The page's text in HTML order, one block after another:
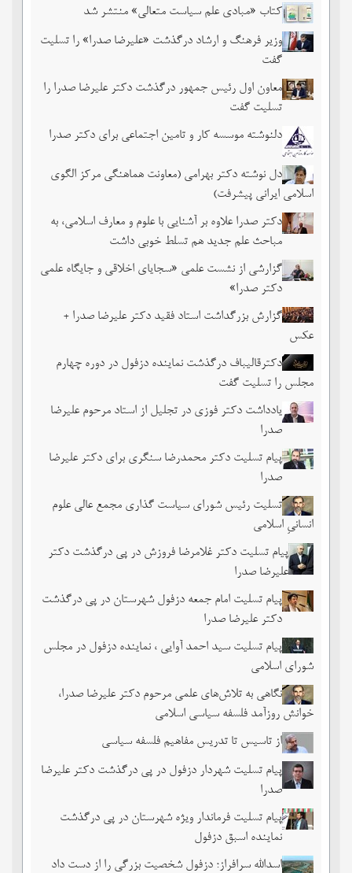
کتاب «مبادی علم سیاست متعالی» منتشر شد
وزیر فرهنگ و ارشاد درگذشت «علیرضا صدرا» را تسلیت
گفت
معاون اول رئیس جمهور درگذشت دکتر علیرضا صدرا را
تسلیت گفت
دلنوشته موسسه کار و تامین اجتماعی برای دکتر صدرا
دل نوشته دکتر بهرامی (معاونت هماهنگی مرکز الگوی
اسلامی ایرانی پیشرفت)
دکتر صدرا علاوه بر آشنایی با علوم و معارف اسلامی، به
مباحث علم جدید هم تسلط خوبی داشت
گزارشی از نشست علمی «سجایای اخلاقی و جایگاه علمی
دکتر صدرا»
گزارش بزرگداشت استاد فقید دکتر علیرضا صدرا +
عکس
دکترقالیباف درگذشت نماینده دزفول در دوره چهارم
مجلس را تسلیت گفت
یادداشت دکتر فوزی در تجلیل از استاد مرحوم علیرضا
صدرا
پیام تسلیت دکتر محمدرضا سنگری برای دکتر علیرضا
صدرا
تسلیت رئیس شورای سیاست گذاری مجمع عالی علوم
انسانیِ اسلامی
پیام تسلیت دکتر غلامرضا فروزش در پی درگذشت دکتر
علیرضا صدرا
پیام تسلیت امام جمعه دزفول شهرستان در پی درگذشت
دکتر علیرضا صدرا
پیام تسلیت سید احمد آوایی ، نماینده دزفول در مجلس
شورای اسلامی
نگاهی به تلاش‌های علمی مرحوم دکتر علیرضا صدرا،
خوانش روزآمد فلسفه سیاسی اسلامی
از تاسیس تا تدریس مفاهیم فلسفه سیاسی
پیام تسلیت شهردار دزفول در پی درگذشت دکتر علیرضا
صدرا
پیام تسلیت فرماندار ویژه شهرستان در پی درگذشت
نماینده اسبق دزفول
اسدالله سرافراز؛ دزفول شخصیت بزرگی را از دست داد